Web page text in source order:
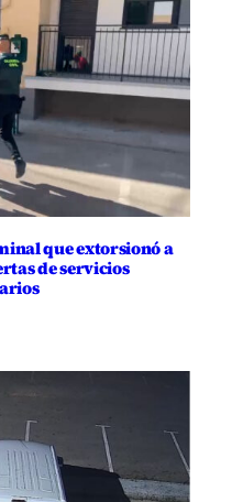
que extorsionó a
de servicios